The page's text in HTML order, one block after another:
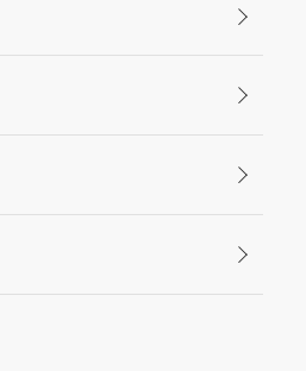
からこそ自分に手をかけ
ることの大切さも楽しさ
も知ることができるのだ